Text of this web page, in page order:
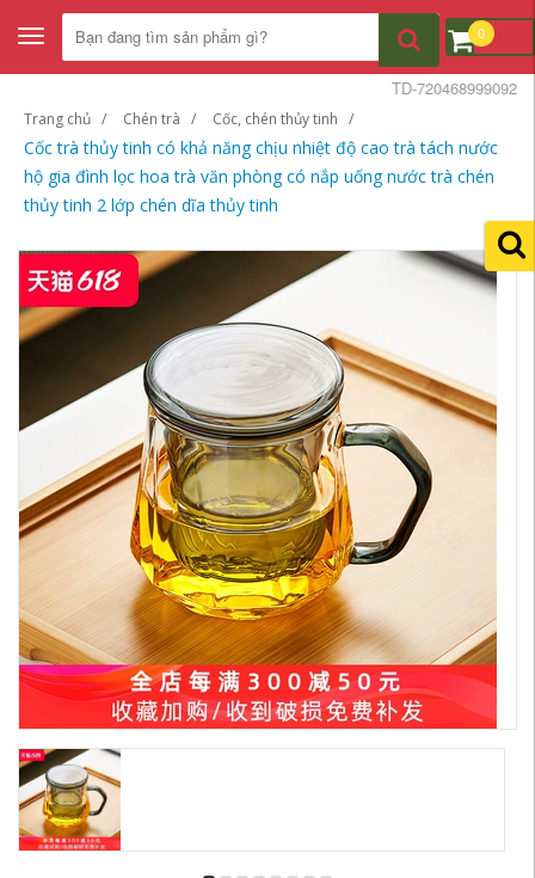
Toggle
navigation
0
Trang chủ Chén trà Cốc, chén thủy tinh
Cốc trà thủy tinh có khả năng chịu nhiệt độ cao trà tách nước
hộ gia đình lọc hoa trà văn phòng có nắp uống nước trà chén
thủy tinh 2 lớp chén dĩa thủy tinh
TD-720468999092